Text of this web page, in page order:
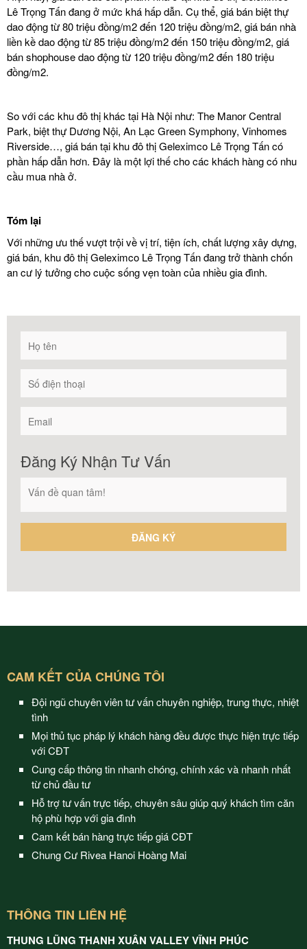
Lê Trọng Tấn đang ở mức khá hấp dẫn. Cụ thể, giá bán biệt thự
dao động từ 80 triệu đồng/m2 đến 120 triệu đồng/m2, giá bán nhà
liền kề dao động từ 85 triệu đồng/m2 đến 150 triệu đồng/m2, giá
bán shophouse dao động từ 120 triệu đồng/m2 đến 180 triệu
đồng/m2.
So với các khu đô thị khác tại Hà Nội như: The Manor Central
Park, biệt thự Dương Nội, An Lạc Green Symphony, Vinhomes
Riverside…, giá bán tại khu đô thị Geleximco Lê Trọng Tấn có
phần hấp dẫn hơn. Đây là một lợi thế cho các khách hàng có nhu
cầu mua nhà ở.
Tóm lại
Với những ưu thế vượt trội về vị trí, tiện ích, chất lượng xây dựng,
giá bán, khu đô thị Geleximco Lê Trọng Tấn đang trở thành chốn
an cư lý tưởng cho cuộc sống vẹn toàn của nhiều gia đình.
Đăng Ký Nhận Tư Vấn
CAM KẾT CỦA CHÚNG TÔI
Đội ngũ chuyên viên tư vấn chuyên nghiệp, trung thực, nhiệt
tình
Mọi thủ tục pháp lý khách hàng đều được thực hiện trực tiếp
với CĐT
Cung cấp thông tin nhanh chóng, chính xác và nhanh nhất
từ chủ đầu tư
Hỗ trợ tư vấn trực tiếp, chuyên sâu giúp quý khách tìm căn
hộ phù hợp với gia đình
Cam kết bán hàng trực tiếp giá CĐT
Chung Cư Rivea Hanoi Hoàng Mai
THÔNG TIN LIÊN HỆ
THUNG LŨNG THANH XUÂN VALLEY VĨNH PHÚC